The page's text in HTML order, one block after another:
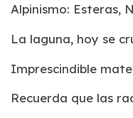
Alpinismo: Esteras,
La laguna, hoy se
Imprescindible
Recuerda que las